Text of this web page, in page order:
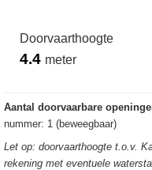
Doorvaarthoogte
4.4 meter
Aantal doorvaarbare
nummer: 1 (beweegbaar)
Let op: doorvaarthoogte t.o.v.
rekening met eventuele